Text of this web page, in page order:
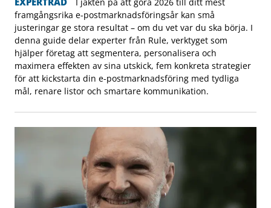
framgångsrika e-postmarknadsföringsår kan små
justeringar ge stora resultat – om du vet var du ska börja. I
denna guide delar experter från Rule, verktyget som
hjälper företag att segmentera, personalisera och
maximera effekten av sina utskick, fem konkreta strategier
för att kickstarta din e-postmarknadsföring med tydliga
mål, renare listor och smartare kommunikation.